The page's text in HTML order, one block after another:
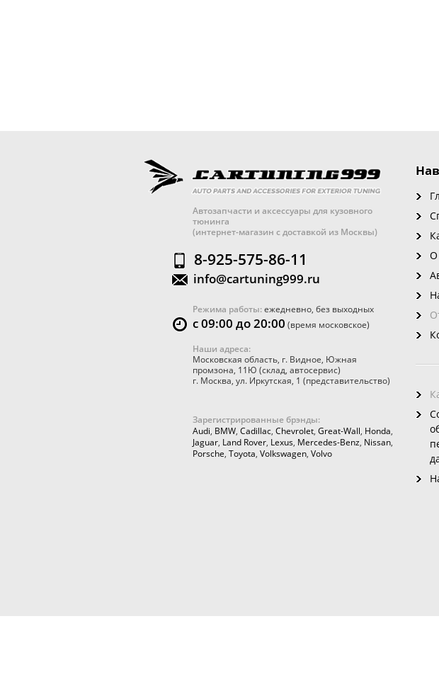
Автозапчасти и аксессуары для кузовного
тюнинга
(интернет-магазин с доставкой из Москвы)
8-925-575-86-11
info@cartuning999.ru
Режима работы:ежедневно, без выходных
с 09:00 до 20:00 (время московское)
Наши адреса:
Московская область, г. Видное, Южная
промзона, 11Ю (склад, автосервис)
г. Москва, ул. Иркутская, 1 (представительство)
Зарегистрированные брэнды:
Audi, BMW, Cadillac, Chevrolet, Great-Wall, Honda,
Jaguar, Land Rover, Lexus, Mercedes-Benz, Nissan,
Porsche, Toyota, Volkswagen, Volvo
О